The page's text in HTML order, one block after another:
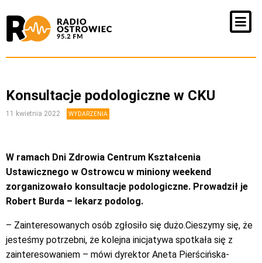
Konsultacje podologiczne w CKU
11 kwietnia 2022 WYDARZENIA
W ramach Dni Zdrowia Centrum Kształcenia
Ustawicznego w Ostrowcu w miniony weekend
zorganizowało konsultacje podologiczne. Prowadził je
Robert Burda – lekarz podolog.
– Zainteresowanych osób zgłosiło się dużo.Cieszymy się, że
jesteśmy potrzebni, że kolejna inicjatywa spotkała się z
zainteresowaniem – mówi dyrektor Aneta Pierścińska-